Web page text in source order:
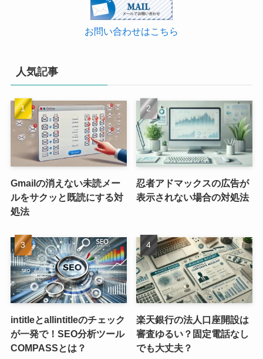
お問い合わせはこちら
人気記事
Gmailの消えない未読メー
ルをサクッと既読にする対
処法
忍者アドマックスの広告が
表示されない場合の対処法
intitleとallintitleのチェック
が一発で！SEO分析ツール
COMPASSとは？
楽天銀行の法人口座開設は
審査ゆるい？固定電話なし
でも大丈夫？